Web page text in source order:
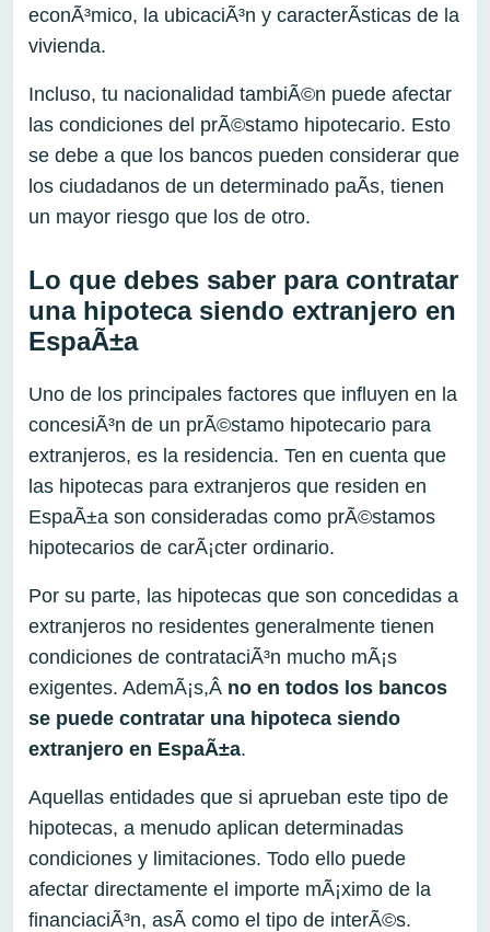
econÃ³mico, la ubicaciÃ³n y caracterÃ­sticas de la
vivienda.
Incluso, tu nacionalidad tambiÃ©n puede afectar
las condiciones del prÃ©stamo hipotecario. Esto
se debe a que los bancos pueden considerar que
los ciudadanos de un determinado paÃ­s, tienen
un mayor riesgo que los de otro.
Lo que debes saber para contratar
una hipoteca siendo extranjero en
EspaÃ±a
Uno de los principales factores que influyen en la
concesiÃ³n de un prÃ©stamo hipotecario para
extranjeros, es la residencia. Ten en cuenta que
las hipotecas para extranjeros que residen en
EspaÃ±a son consideradas como prÃ©stamos
hipotecarios de carÃ¡cter ordinario.
Por su parte, las hipotecas que son concedidas a
extranjeros no residentes generalmente tienen
condiciones de contrataciÃ³n mucho mÃ¡s
exigentes. AdemÃ¡s,Â no en todos los bancos
se puede contratar una hipoteca siendo
extranjero en EspaÃ±a.
Aquellas entidades que si aprueban este tipo de
hipotecas, a menudo aplican determinadas
condiciones y limitaciones. Todo ello puede
afectar directamente el importe mÃ¡ximo de la
financiaciÃ³n, asÃ­ como el tipo de interÃ©s.